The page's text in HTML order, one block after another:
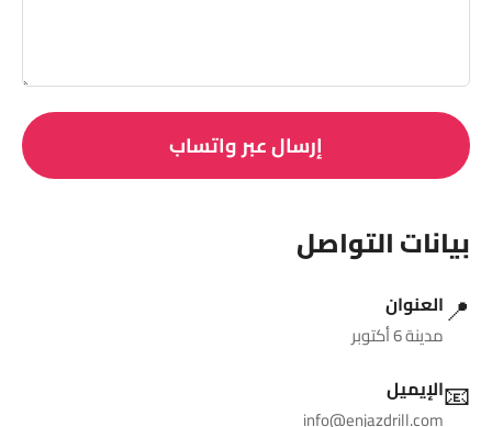
إرسال عبر واتساب
بيانات التواصل
📍العنوان
مدينة 6 أكتوبر
📧الإيميل
info@enjazdrill.com